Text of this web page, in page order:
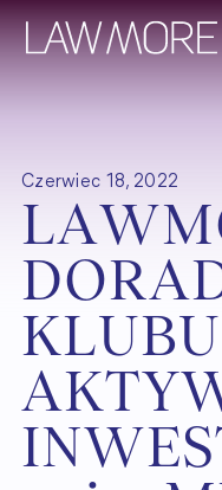
Czerwiec 18, 2022
LAWM
DORA
KLUBU
AKTY
INWES